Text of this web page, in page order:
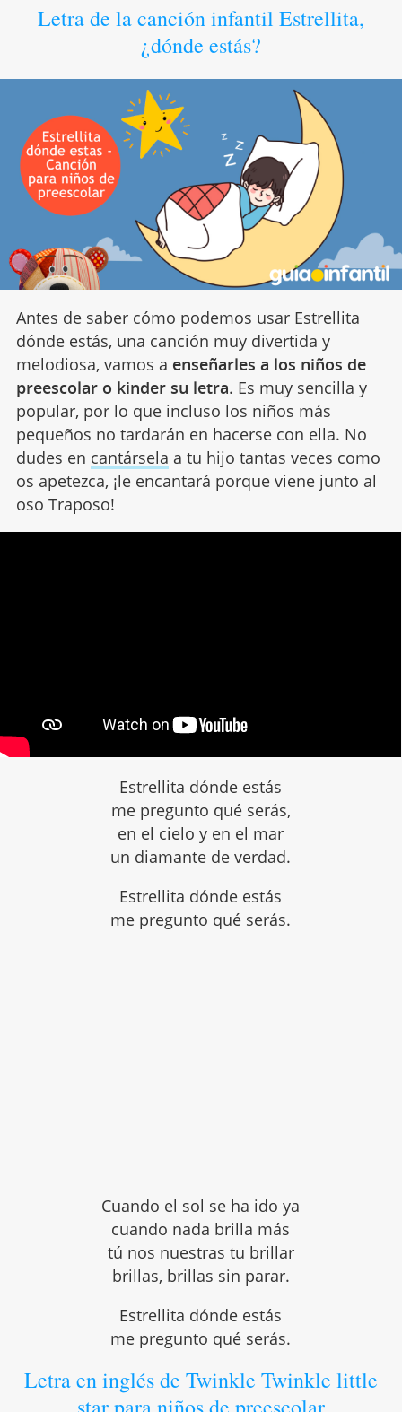
Letra de la canción infantil Estrellita,
¿dónde estás?
Antes de saber cómo podemos usar Estrellita
dónde estás, una canción muy divertida y
melodiosa, vamos a enseñarles a los niños de
preescolar o kinder su letra. Es muy sencilla y
popular, por lo que incluso los niños más
pequeños no tardarán en hacerse con ella. No
dudes en cantársela a tu hijo tantas veces como
os apetezca, ¡le encantará porque viene junto al
oso Traposo!
Estrellita dónde estás
me pregunto qué serás,
en el cielo y en el mar
un diamante de verdad.
Estrellita dónde estás
me pregunto qué serás.
Cuando el sol se ha ido ya
cuando nada brilla más
tú nos nuestras tu brillar
brillas, brillas sin parar.
Estrellita dónde estás
me pregunto qué serás.
Letra en inglés de Twinkle Twinkle little